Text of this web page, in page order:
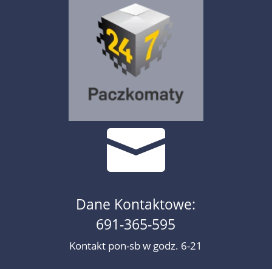

Dane Kontaktowe:
691-365-595
Kontakt pon-sb w godz. 6-21